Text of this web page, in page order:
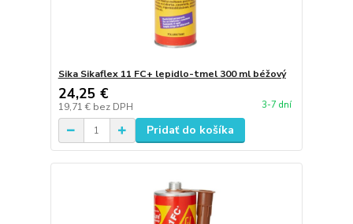
Sika Sikaflex 11 FC+ lepidlo-tmel 300 ml béžový
24,25 €
19,71 € bez DPH 3-7 dní
Pridať do košíka